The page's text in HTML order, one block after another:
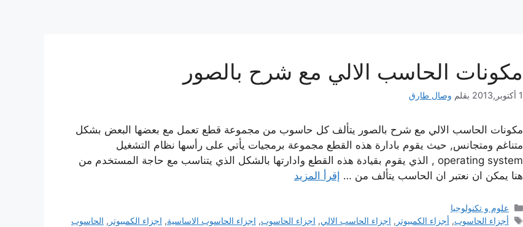
مكونات الحاسب الالي مع شرح بالصور
1 أكتوبر,2013 بقلم وصال طارق
مكونات الحاسب الالي مع شرح بالصور يتألف كل حاسوب من مجموعة قطع تعمل مع بعضها البعض بشكل
متناغم ومتجانس, حيث يقوم بادارة هذه القطع مجموعة برمجيات يأتي على رأسها نظام التشغيل
operating system , الذي يقوم بقيادة هذه القطع وادارتها بالشكل الذي يتناسب مع حاجة المستخدم من
هنا يمكن ان نعتبر ان الحاسب يتألف من … إقرأ المزيد
التصنيفات
علوم و تكنولوجيا
الوسوم
أجزاء الحاسوب, أجزاء الكمبيوتر , اجزاء الحاسب الالي, اجزاء الحاسوب, اجزاء الحاسوب الاساسية, اجزاء الكمبيوتر , الحاسوب